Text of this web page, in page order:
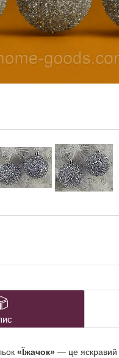
«Їжачок» — це яскравий